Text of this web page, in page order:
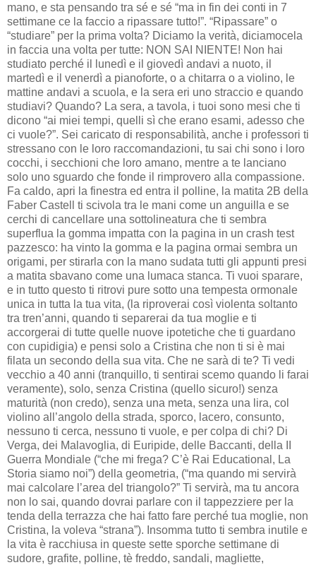
mano, e sta pensando tra sé e sé “ma in fin dei conti in 7
settimane ce la faccio a ripassare tutto!”. “Ripassare” o
“studiare” per la prima volta? Diciamo la verità, diciamocela
in faccia una volta per tutte: NON SAI NIENTE! Non hai
studiato perché il lunedì e il giovedì andavi a nuoto, il
martedì e il venerdì a pianoforte, o a chitarra o a violino, le
mattine andavi a scuola, e la sera eri uno straccio e quando
studiavi? Quando? La sera, a tavola, i tuoi sono mesi che ti
dicono “ai miei tempi, quelli sì che erano esami, adesso che
ci vuole?”. Sei caricato di responsabilità, anche i professori ti
stressano con le loro raccomandazioni, tu sai chi sono i loro
cocchi, i secchioni che loro amano, mentre a te lanciano
solo uno sguardo che fonde il rimprovero alla compassione.
Fa caldo, apri la finestra ed entra il polline, la matita 2B della
Faber Castell ti scivola tra le mani come un anguilla e se
cerchi di cancellare una sottolineatura che ti sembra
superflua la gomma impatta con la pagina in un crash test
pazzesco: ha vinto la gomma e la pagina ormai sembra un
origami, per stirarla con la mano sudata tutti gli appunti presi
a matita sbavano come una lumaca stanca. Ti vuoi sparare,
e in tutto questo ti ritrovi pure sotto una tempesta ormonale
unica in tutta la tua vita, (la riproverai così violenta soltanto
tra tren’anni, quando ti separerai da tua moglie e ti
accorgerai di tutte quelle nuove ipotetiche che ti guardano
con cupidigia) e pensi solo a Cristina che non ti si è mai
filata un secondo della sua vita. Che ne sarà di te? Ti vedi
vecchio a 40 anni (tranquillo, ti sentirai scemo quando li farai
veramente), solo, senza Cristina (quello sicuro!) senza
maturità (non credo), senza una meta, senza una lira, col
violino all’angolo della strada, sporco, lacero, consunto,
nessuno ti cerca, nessuno ti vuole, e per colpa di chi? Di
Verga, dei Malavoglia, di Euripide, delle Baccanti, della II
Guerra Mondiale (“che mi frega? C’è Rai Educational, La
Storia siamo noi”) della geometria, (“ma quando mi servirà
mai calcolare l’area del triangolo?” Ti servirà, ma tu ancora
non lo sai, quando dovrai parlare con il tappezziere per la
tenda della terrazza che hai fatto fare perché tua moglie, non
Cristina, la voleva “strana”). Insomma tutto ti sembra inutile e
la vita è racchiusa in queste sette sporche settimane di
sudore, grafite, polline, tè freddo, sandali, magliette,